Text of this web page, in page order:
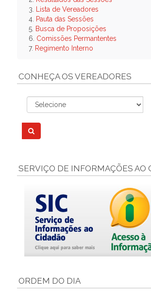
3.
Lista de Vereadores
4. Pauta das Sessões
5. Busca de Proposições
6. Comissões Permantentes
7. Regimento Interno
CONHEÇA OS VEREADORES
SERVIÇO DE INFORMAÇÕES AO
ORDEM DO DIA